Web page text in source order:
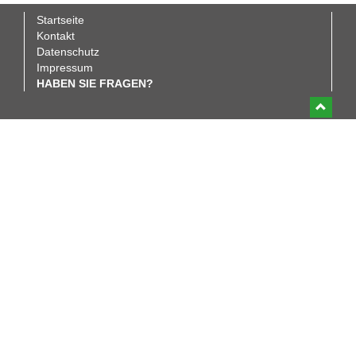
Fußbereichsmenü
Startseite
Kontakt
Datenschutz
Impressum
HABEN SIE FRAGEN?